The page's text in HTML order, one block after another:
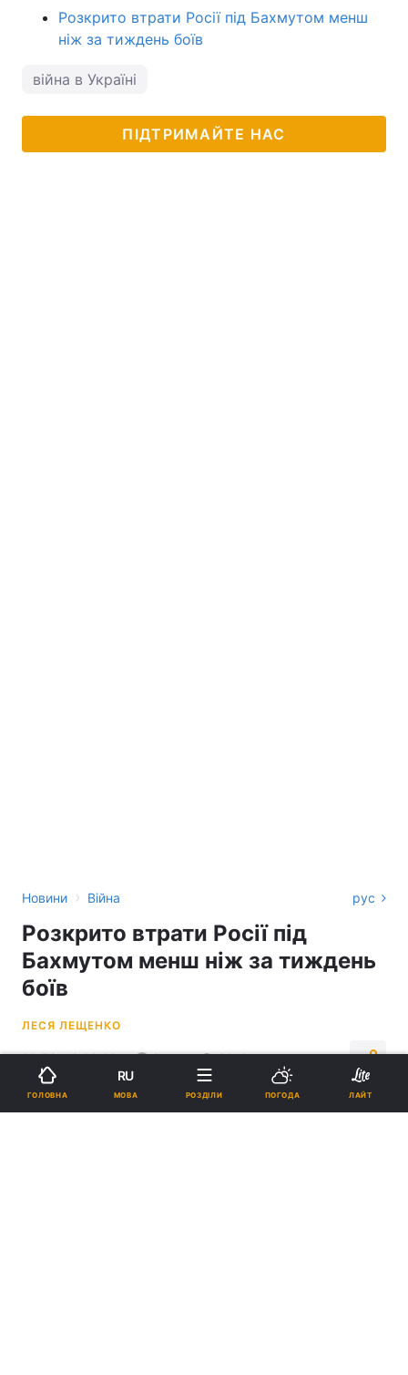
Розкрито втрати Росії під Бахмутом менш
ніж за тиждень боїв
війна в Україні
ПІДТРИМАЙТЕ НАС
Новини › Війна рус
Розкрито втрати Росії під
Бахмутом менш ніж за тиждень
боїв
ЛЕСЯ ЛЕЩЕНКО
20:58, 12.03.23 2 хв. 9616
Підпишіться на нас в Google
ГОЛОВНА
RU
МОВА РОЗДІЛИ ПОГОДА ЛАЙТ